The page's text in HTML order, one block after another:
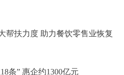
帮扶力度 助力餐饮零售业恢复
条” 惠企约1300亿元